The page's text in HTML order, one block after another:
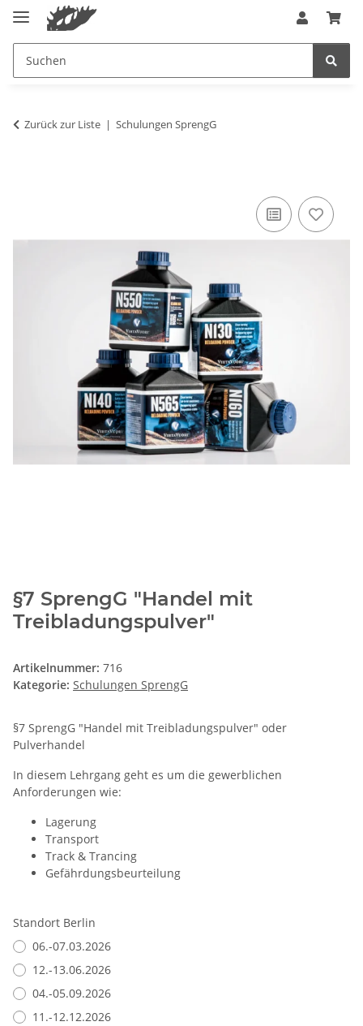
Zurück zur Liste Schulungen SprengG
§7 SprengG "Handel mit
Treibladungspulver"
Artikelnummer: 716
Kategorie: Schulungen SprengG
§7 SprengG "Handel mit Treibladungspulver" oder
Pulverhandel
In diesem Lehrgang geht es um die gewerblichen
Anforderungen wie:
Lagerung
Transport
Track & Trancing
Gefährdungsbeurteilung
Standort Berlin
06.-07.03.2026
12.-13.06.2026
04.-05.09.2026
11.-12.12.2026